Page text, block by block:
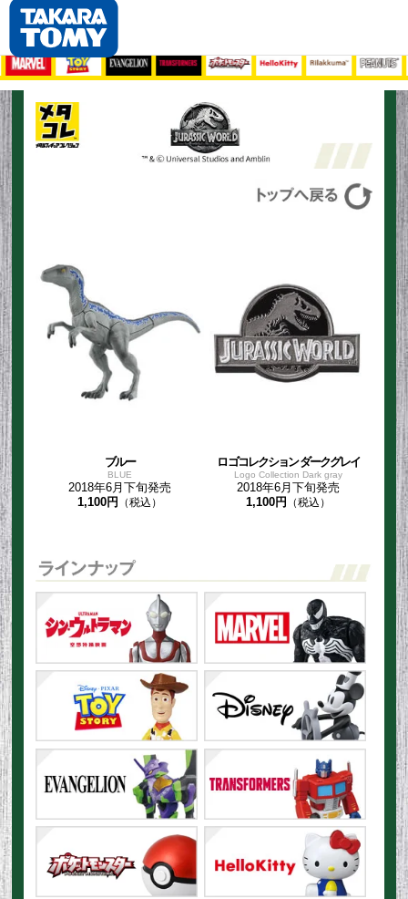
ブルー
BLUE
2018年6月下旬発売
1,100円
（税込）
ロゴコレクション ダークグレイ
Logo Collection Dark gray
2018年6月下旬発売
1,100円
（税込）